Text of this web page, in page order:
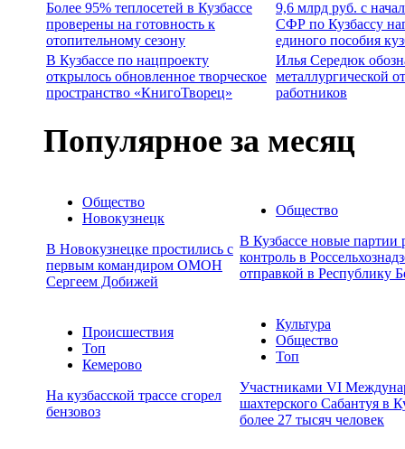
Более 95% теплосетей в Кузбассе
проверены на готовность к
отопительному сезону
9,6 млрд руб. с
СФР по Кузбассу
единого пособия
В Кузбассе по нацпроекту
открылось обновленное творческое
пространство «КнигоТворец»
Илья Середюк
металлургической
работников
Популярное за месяц
Общество
Новокузнецк
В Новокузнецке простились с
первым командиром ОМОН
Сергеем Добижей
Общество
В Кузбассе новые партии
контроль в
отправкой в Республику
Происшествия
Топ
Кемерово
На кузбасской трассе сгорел
бензовоз
Культура
Общество
Топ
Участниками VI
шахтерского Сабантуя в
более 27 тысяч человек